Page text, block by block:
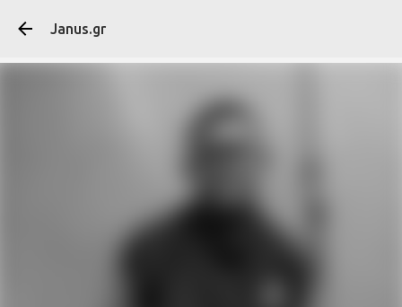
Janus.gr